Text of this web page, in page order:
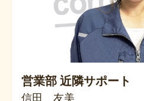
営業部 近隣サポート
信田 友美